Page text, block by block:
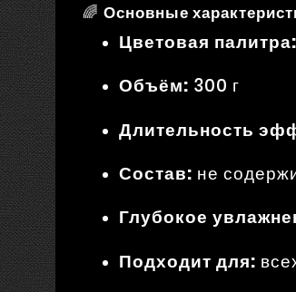
🌈 Основные
Цветовая палитра:
Объём: 300 г
Длительность
Состав: не
Глубокое
Подходит для: